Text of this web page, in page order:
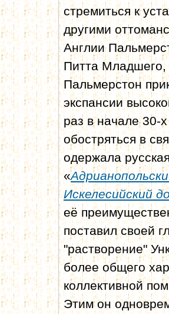
стремиться к
другими
Англии
Питта Младшего,
Пальмерстон
экспансии
раз в начале 30-
обостряться в
одержала
«
Искелесийский
её
поставил своей
"растворение"
более общего
коллективной
Этим он